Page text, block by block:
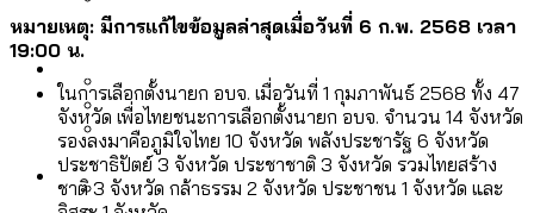
เมื่อแยกท่องเที่ยวออกจากกีฬา กระทรวง
สมุดจดการบ้าน ส.ก. 2569 : แต่ละเขตมี
ลัดวงจรมากที่สุด
สวนสาธารณะและพื้นที่สีเขียวใน กทม. เพิ่ม
ขึ้นและเข้าถึงได้มากน้อยแค่ไหน
รับรองเพศของ Transgender ทั่วโลก
ประเทศไหนทำได้บ้าง?
Economy
เมกะโปรเจ็กต์ของ กทม. ในช่วงที่มีการใช้
งบคาบเกี่ยวในยุคชัชชาติ มีอะไร ใช้งบแค่
Future
หมายเหตุ: มีการแก้ไขข้อมูลล่าสุดเมื่อวันที่ 6 ก.พ. 2568 เวลา
19:00 น.
ในการเลือกตั้งนายก อบจ. เมื่อวันที่ 1 กุมภาพันธ์ 2568 ทั้ง 47
จังหวัด เพื่อไทยชนะการเลือกตั้งนายก อบจ. จำนวน 14 จังหวัด
รองลงมาคือภูมิใจไทย 10 จังหวัด พลังประชารัฐ 6 จังหวัด
ประชาธิปัตย์ 3 จังหวัด ประชาชาติ 3 จังหวัด รวมไทยสร้าง
ชาติ 3 จังหวัด กล้าธรรม 2 จังหวัด ประชาชน 1 จังหวัด และ